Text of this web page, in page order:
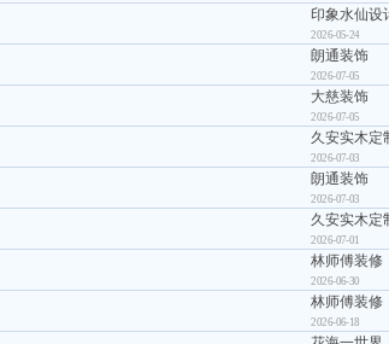
印象水仙设
2026-05-24
朗通装饰
2026-07-05
大慈装饰
2026-07-05
久安实木定
2026-07-03
朗通装饰
2026-07-03
久安实木定
2026-07-01
林师傅装修
2026-06-30
林师傅装修
2026-06-18